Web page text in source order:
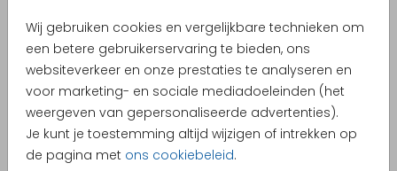
Wij gebruiken cookies en vergelijkbare technieken om
een betere gebruikerservaring te bieden, ons
websiteverkeer en onze prestaties te analyseren en
voor marketing- en sociale mediadoeleinden (het
weergeven van gepersonaliseerde advertenties).
Je kunt je toestemming altijd wijzigen of intrekken op
de pagina met ons cookiebeleid.
10
19
€ 2,05
20
29
€ 1,85
30
49
€ 1,75
50
74